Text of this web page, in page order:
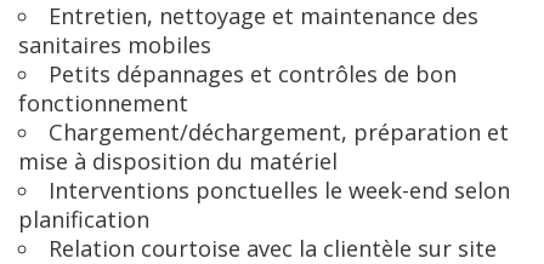
Entretien, nettoyage et maintenance des
sanitaires mobiles
Petits dépannages et contrôles de bon
fonctionnement
Chargement/déchargement, préparation et
mise à disposition du matériel
Interventions ponctuelles le week-end selon
planification
Relation courtoise avec la clientèle sur site